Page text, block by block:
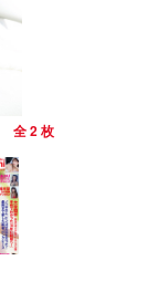
全 2 枚